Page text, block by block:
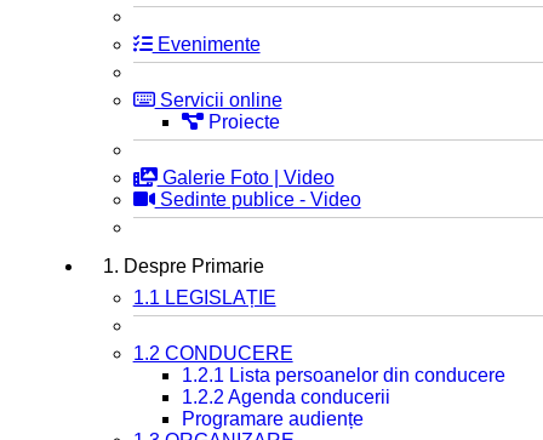
Evenimente
Servicii online
Proiecte
Galerie Foto | Video
Sedinte publice - Video
1. Despre Primarie
1.1 LEGISLAȚIE
1.2 CONDUCERE
1.2.1 Lista persoanelor din conducere
1.2.2 Agenda conducerii
Programare audiențe